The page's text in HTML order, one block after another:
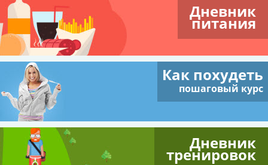
Дневник
питания
Как похудеть
пошаговый курс
Дневник
тренировок